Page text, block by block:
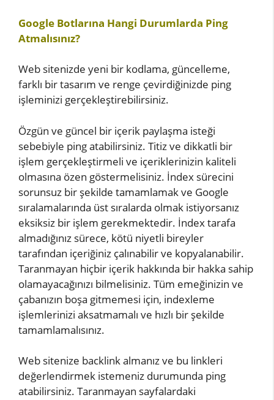
Google Botlarına Hangi Durumlarda Ping
Atmalısınız?
Web sitenizde yeni bir kodlama, güncelleme,
farklı bir tasarım ve renge çevirdiğinizde ping
işleminizi gerçekleştirebilirsiniz.
Özgün ve güncel bir içerik paylaşma isteği
sebebiyle ping atabilirsiniz. Titiz ve dikkatli bir
işlem gerçekleştirmeli ve içeriklerinizin kaliteli
olmasına özen göstermelisiniz. İndex sürecini
sorunsuz bir şekilde tamamlamak ve Google
sıralamalarında üst sıralarda olmak istiyorsanız
eksiksiz bir işlem gerekmektedir. İndex tarafa
almadığınız sürece, kötü niyetli bireyler
tarafından içeriğiniz çalınabilir ve kopyalanabilir.
Taranmayan hiçbir içerik hakkında bir hakka sahip
olamayacağınızı bilmelisiniz. Tüm emeğinizin ve
çabanızın boşa gitmemesi için, indexleme
işlemlerinizi aksatmamalı ve hızlı bir şekilde
tamamlamalısınız.
Web sitenize backlink almanız ve bu linkleri
değerlendirmek istemeniz durumunda ping
atabilirsiniz. Taranmayan sayfalardaki